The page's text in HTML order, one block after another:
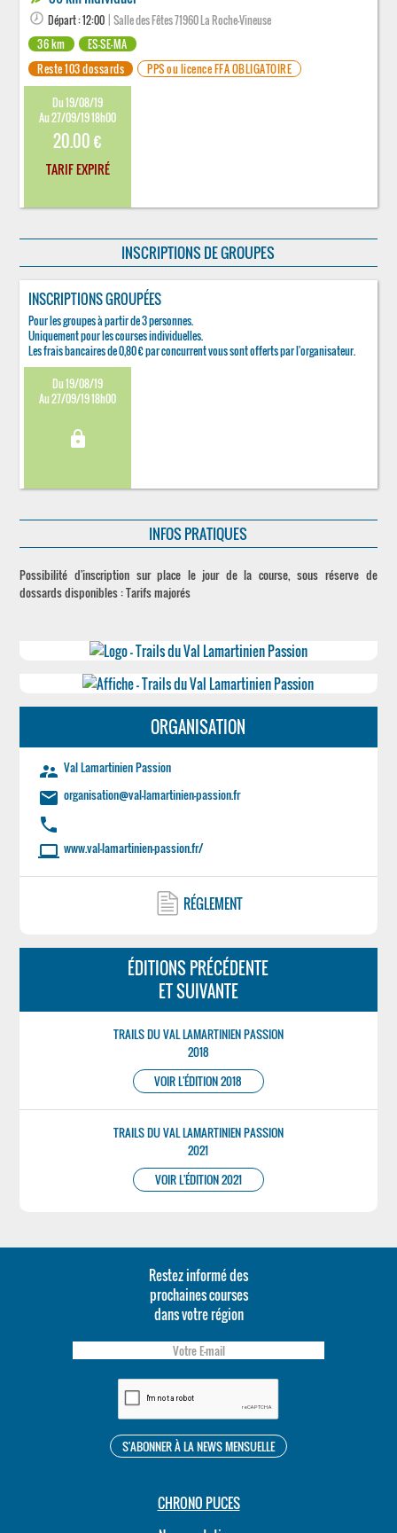
Départ : 12:00 | Salle des Fêtes 71960 La Roche-Vineuse
36 km
ES-SE-MA
Reste 103 dossards
PPS ou licence FFA OBLIGATOIRE
Du 19/08/19
Au 27/09/19 18h00
20.00 €
TARIF EXPIRÉ
INSCRIPTIONS DE GROUPES
INSCRIPTIONS GROUPÉES
Pour les groupes à partir de 3 personnes.
Uniquement pour les courses individuelles.
Les frais bancaires de 0,80 € par concurrent vous sont offerts par l'organisateur.
Du 19/08/19
Au 27/09/19 18h00
lock
INFOS PRATIQUES
Possibilité d'inscription sur place le jour de la course, sous réserve de
dossards disponibles : Tarifs majorés
ORGANISATION
supervisor_account Val Lamartinien Passion
email organisation@val-lamartinien-passion.fr
phone
laptop www.val-lamartinien-passion.fr/
RÉGLEMENT
ÉDITIONS PRÉCÉDENTE
ET SUIVANTE
TRAILS DU VAL LAMARTINIEN PASSION
2018
VOIR L'ÉDITION 2018
TRAILS DU VAL LAMARTINIEN PASSION
2021
VOIR L'ÉDITION 2021
Restez informé des
prochaines courses
dans votre région
CHRONO PUCES